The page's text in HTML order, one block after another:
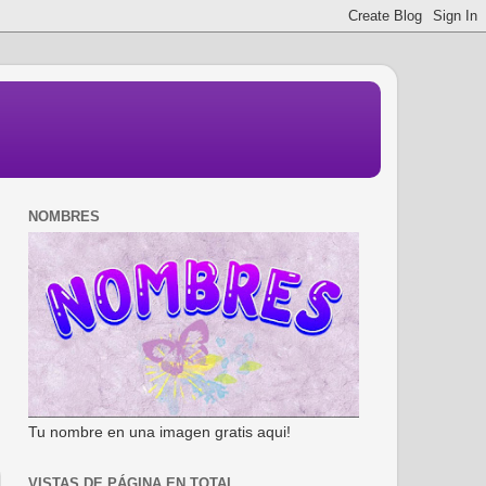
NOMBRES
Tu nombre en una imagen gratis aqui!